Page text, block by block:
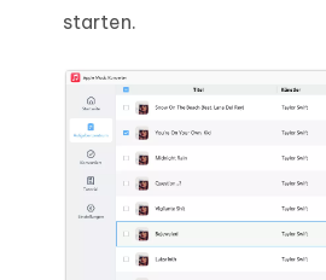
starten.